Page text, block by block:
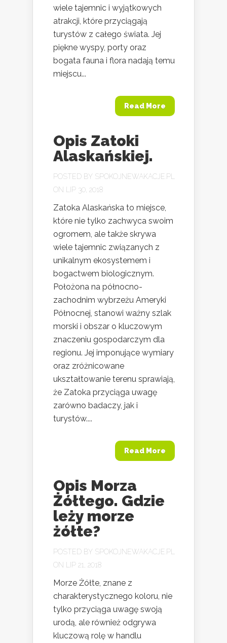
wiele tajemnic i wyjątkowych
atrakcji, które przyciągają
turystów z całego świata. Jej
piękne wyspy, porty oraz
bogata fauna i flora nadają temu
miejscu...
Read More
Opis Zatoki
Alaskańskiej.
POSTED BY SPOKOJNEWAKACJE.PL
ON LIP 30, 2018
Zatoka Alaskańska to miejsce,
które nie tylko zachwyca swoim
ogromem, ale także skrywa
wiele tajemnic związanych z
unikalnym ekosystemem i
bogactwem biologicznym.
Położona na północno-
zachodnim wybrzeżu Ameryki
Północnej, stanowi ważny szlak
morski i obszar o kluczowym
znaczeniu gospodarczym dla
regionu. Jej imponujące wymiary
oraz zróżnicowane
ukształtowanie terenu sprawiają,
że Zatoka przyciąga uwagę
zarówno badaczy, jak i
turystów....
Read More
Opis Morza
Żółtego. Gdzie
leży morze
żółte?
POSTED BY SPOKOJNEWAKACJE.PL
ON LIP 21, 2018
Morze Żółte, znane z
charakterystycznego koloru, nie
tylko przyciąga uwagę swoją
urodą, ale również odgrywa
kluczową rolę w handlu